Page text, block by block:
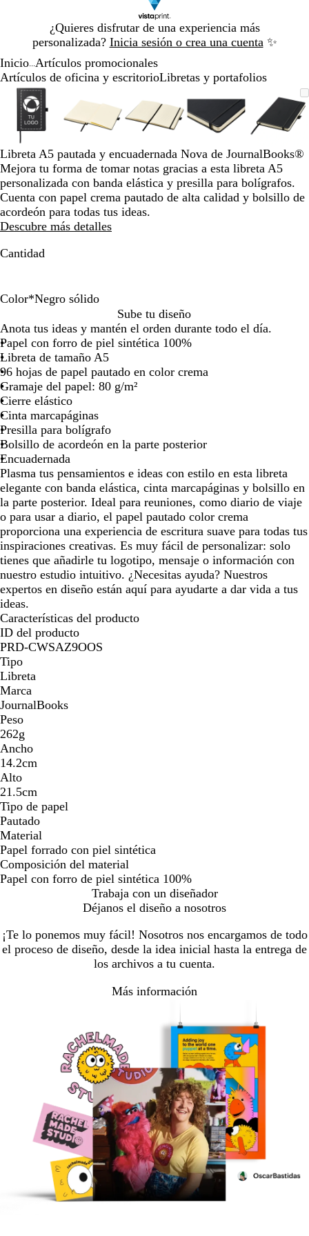
¿Quieres disfrutar de una experiencia más
personalizada? Inicia sesión o crea una cuenta ✨
1
Inicio Artículos promocionales
Artículos de oficina y escritorioLibretas y portafolios
Imagen
ampliable
Acercado
hasta
mínimo
Haz
clic
para
expandir
Utiliza
las
teclas
de
más
y
menos
para
ampliar
y
alejar
y
para
moverte
por
imagen
ampliable
hasta
mínimo
clic
para
expandir
las
teclas
más
y
menos
para
ampliar
y
alejar
para
moverte
imagen
ampliable
hasta
mínimo
clic
para
expandir
las
teclas
más
y
menos
para
moverte
por
ampliable
hasta
mínimo
clic
para
expandir
las
teclas
de
más
y
menos
para
ampliar
por
hasta
para
teclas
de
más
y
menos
para
Diapositiva
Libreta A5 pautada y encuadernada Nova de JournalBooks®
Mejora tu forma de tomar notas gracias a esta libreta A5
personalizada con banda elástica y presilla para bolígrafos.
Cuenta con papel crema pautado de alta calidad y bolsillo de
acordeón para todas tus ideas.
Descubre más detalles
Cantidad
Color*Negro sólido
l
a
n
c
o
e
g
r
o
s
ó
l
i
d
o
a
r
a
n
j
a
z
u
l
l
a
t
e
a
d
o
o
r
a
d
o
Sube tu diseño
Anota tus ideas y mantén el orden durante todo el día.
Papel con forro de piel sintética 100%
Libreta de tamaño A5
96 hojas de papel pautado en color crema
Gramaje del papel: 80 g/m²
Cierre elástico
Cinta marcapáginas
Presilla para bolígrafo
Bolsillo de acordeón en la parte posterior
Encuadernada
Plasma tus pensamientos e ideas con estilo en esta libreta
elegante con banda elástica, cinta marcapáginas y bolsillo en
la parte posterior. Ideal para reuniones, como diario de viaje
o para usar a diario, el papel pautado color crema
proporciona una experiencia de escritura suave para todas tus
inspiraciones creativas. Es muy fácil de personalizar: solo
tienes que añadirle tu logotipo, mensaje o información con
nuestro estudio intuitivo. ¿Necesitas ayuda? Nuestros
expertos en diseño están aquí para ayudarte a dar vida a tus
ideas.
Características del producto
ID del producto
PRD-CWSAZ9OOS
Tipo
Libreta
Marca
JournalBooks
Peso
262g
Ancho
14.2cm
Alto
21.5cm
Tipo de papel
Pautado
Material
Papel forrado con piel sintética
Composición del material
Papel con forro de piel sintética 100%
Trabaja con un diseñador
Déjanos el diseño a nosotros
¡Te lo ponemos muy fácil! Nosotros nos encargamos de todo
el proceso de diseño, desde la idea inicial hasta la entrega de
los archivos a tu cuenta.
Más información